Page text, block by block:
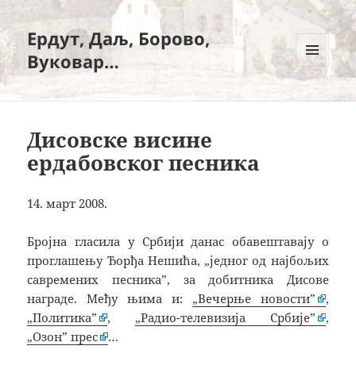
Ердут, Даљ, Борово,
Вуковар…
ИЗБОРНИК
ВИЏЕТИ
Дисовске висине
ердабовског песника
14. март 2008.
Бројна гласила у Србији данас обавештавају о
проглашењу Ђорђа Нешића, „једног од најбољих
савремених песника”, за добитника Дисове
награде. Међу њима и: „Вечерње новости”
,
„Политика”
, „Радио-телевизија Србије”
,
„Озон” прес
…